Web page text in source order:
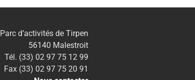
Parc d’activités de Tirpen
56140 Malestroit
Tél. (33) 02 97 75 12 99
Fax (33) 02 97 75 20 91